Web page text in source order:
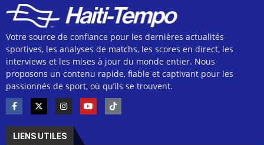
Votre source de confiance pour les dernières actualités
sportives, les analyses de matchs, les scores en direct, les
interviews et les mises à jour du monde entier. Nous
proposons un contenu rapide, fiable et captivant pour les
passionnés de sport, où qu’ils se trouvent.
LIENS UTILES